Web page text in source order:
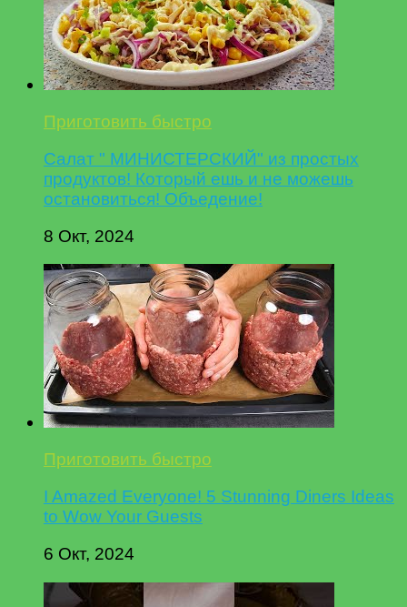
Приготовить быстро
Салат " МИНИСТЕРСКИЙ" из простых
продуктов! Который ешь и не можешь
остановиться! Объедение!
8 Окт, 2024
Приготовить быстро
I Amazed Everyone! 5 Stunning Diners Ideas
to Wow Your Guests
6 Окт, 2024